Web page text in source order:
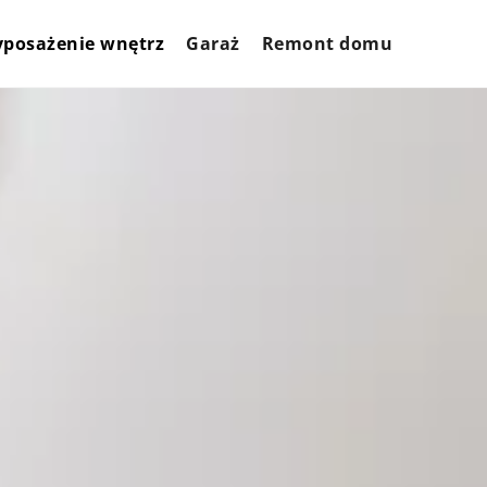
wnętrz Garaż Remont domu